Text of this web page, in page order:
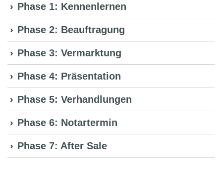
Phase 1: Kennenlernen
Phase 2: Beauftragung
Phase 3: Vermarktung
Phase 4: Präsentation
Phase 5: Verhandlungen
Phase 6: Notartermin
Phase 7: After Sale